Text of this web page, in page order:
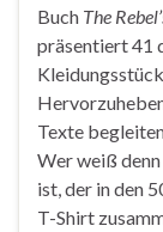
Buch The
präsentiert 41
Texte
Wer weiß
ist, der in den
T-Shirt